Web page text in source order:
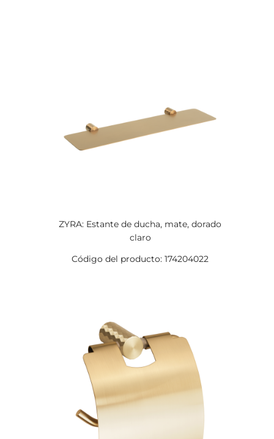
ZYRA: Estante de ducha, mate, dorado
claro
Código del producto: 174204022